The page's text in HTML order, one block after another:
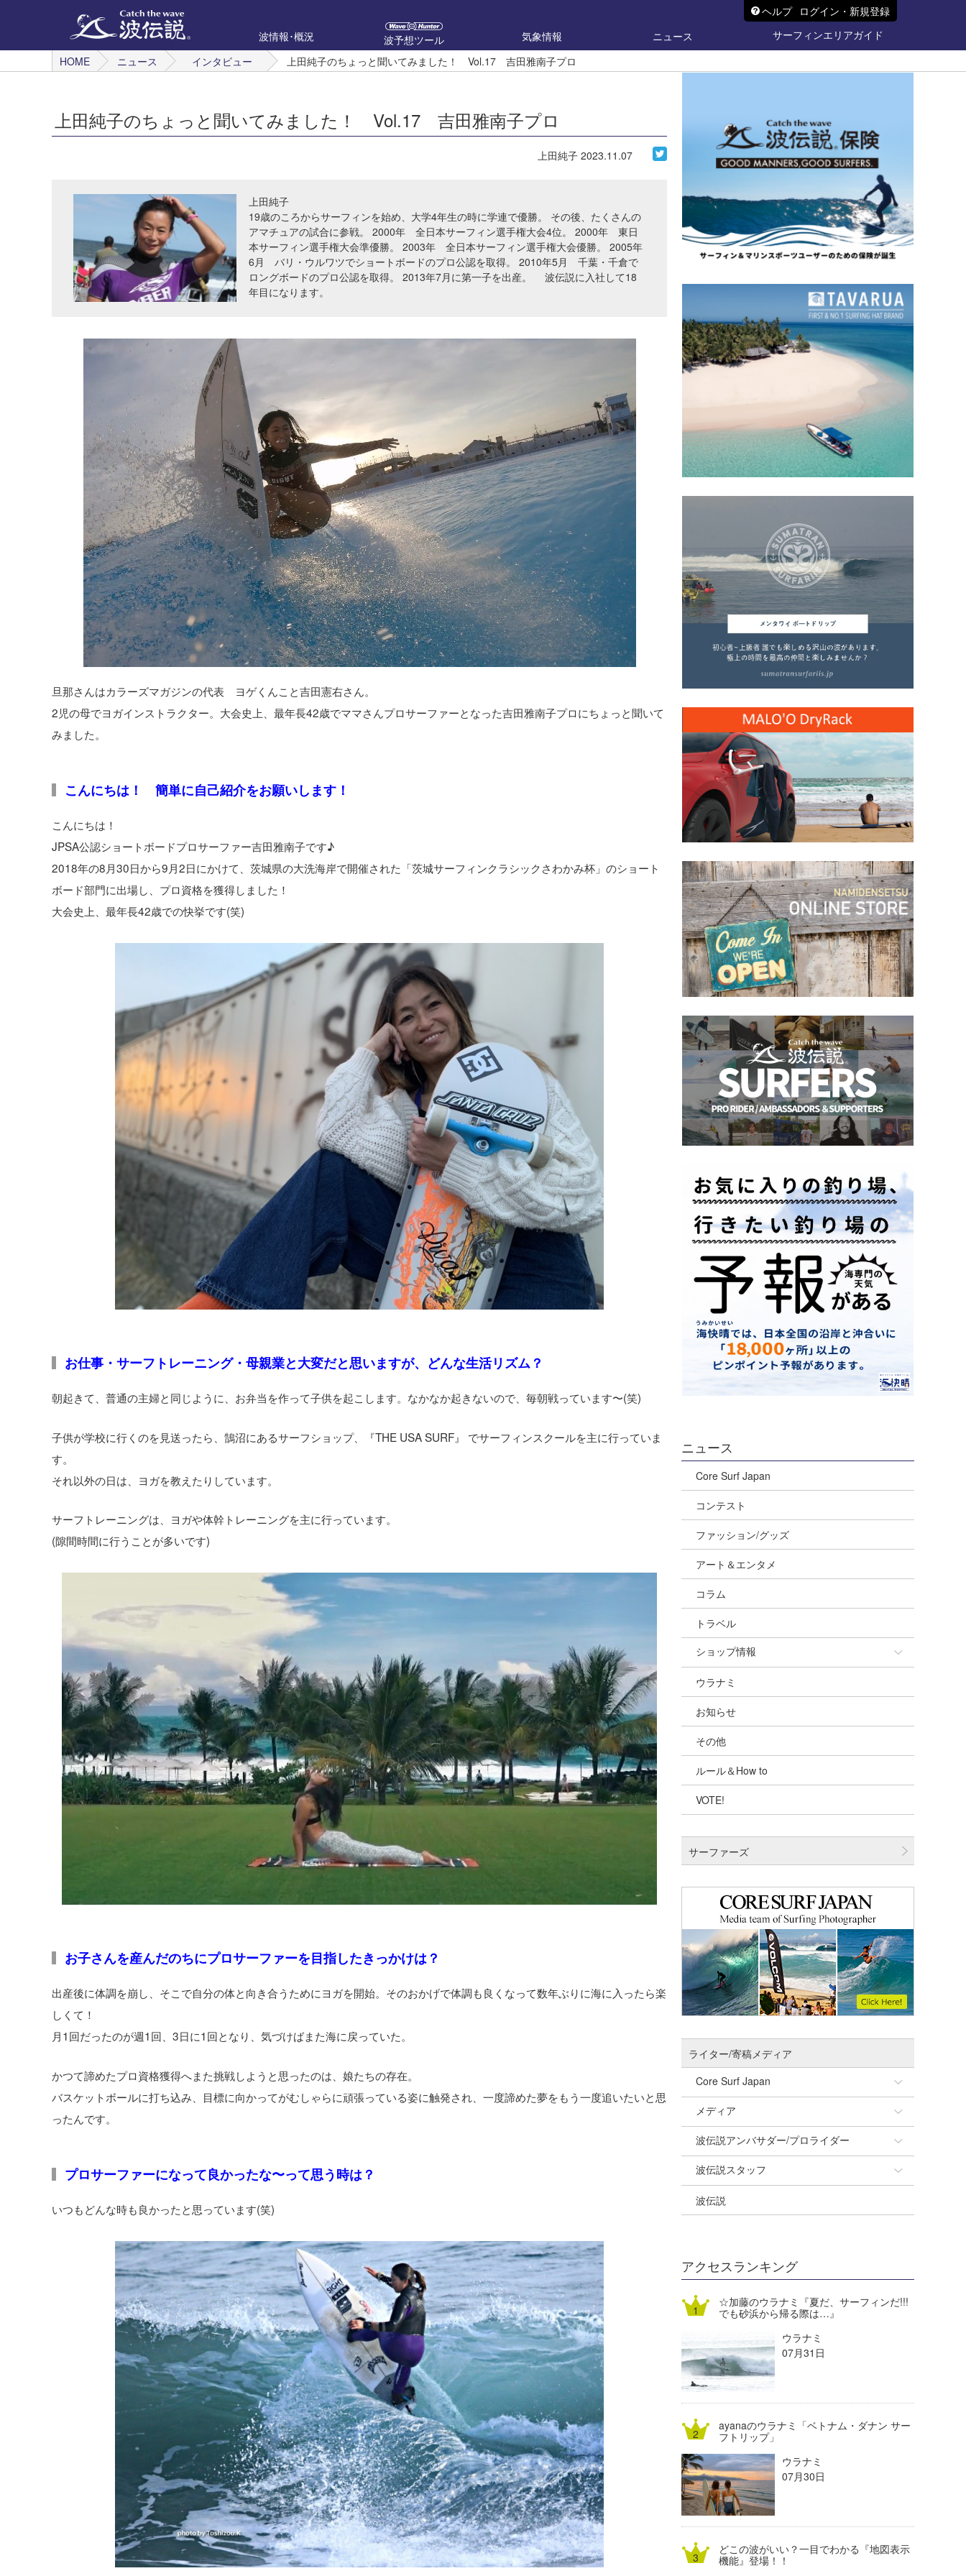
ヘルプ ログイン・新規登録
波情報･概況
波予想ツール 気象情報 ニュース
サーフィンエリアガイド
HOME
ニュース インタビュー 上田純子のちょっと聞いてみました！ Vol.17 吉田雅南子プロ
上田純子のちょっと聞いてみました！ Vol.17 吉田雅南子プロ
上田純子 2023.11.07
上田純子
19歳のころからサーフィンを始め、大学4年生の時に学連で優勝。 その後、たくさんの
アマチュアの試合に参戦。 2000年 全日本サーフィン選手権大会4位。 2000年 東日
本サーフィン選手権大会準優勝。 2003年 全日本サーフィン選手権大会優勝。 2005年
6月 バリ・ウルワツでショートボードのプロ公認を取得。 2010年5月 千葉・千倉で
ロングボードのプロ公認を取得。 2013年7月に第一子を出産。 波伝説に入社して18
年目になります。
旦那さんはカラーズマガジンの代表 ヨゲくんこと吉田憲右さん。
2児の母でヨガインストラクター。大会史上、最年長42歳でママさんプロサーファーとなった吉田雅南子プロにちょっと聞いて
みました。
こんにちは！ 簡単に自己紹介をお願いします！
こんにちは！
JPSA公認ショートボードプロサーファー吉田雅南子です♪
2018年の8月30日から9月2日にかけて、茨城県の大洗海岸で開催された「茨城サーフィンクラシックさわかみ杯」のショート
ボード部門に出場し、プロ資格を獲得しました！
大会史上、最年長42歳での快挙です(笑)
お仕事・サーフトレーニング・母親業と大変だと思いますが、どんな生活リズム？
朝起きて、普通の主婦と同じように、お弁当を作って子供を起こします。なかなか起きないので、毎朝戦っています〜(笑)
子供が学校に行くのを見送ったら、鵠沼にあるサーフショップ、『THE USA SURF』 でサーフィンスクールを主に行っていま
す。
それ以外の日は、ヨガを教えたりしています。
サーフトレーニングは、ヨガや体幹トレーニングを主に行っています。
(隙間時間に行うことが多いです)
お子さんを産んだのちにプロサーファーを目指したきっかけは？
出産後に体調を崩し、そこで自分の体と向き合うためにヨガを開始。そのおかげで体調も良くなって数年ぶりに海に入ったら楽
しくて！
月1回だったのが週1回、3日に1回となり、気づけばまた海に戻っていた。
かつて諦めたプロ資格獲得へまた挑戦しようと思ったのは、娘たちの存在。
バスケットボールに打ち込み、目標に向かってがむしゃらに頑張っている姿に触発され、一度諦めた夢をもう一度追いたいと思
ったんです。
プロサーファーになって良かったな〜って思う時は？
いつもどんな時も良かったと思っています(笑)
ニュース
Core Surf Japan
コンテスト
ファッション/グッズ
アート＆エンタメ
コラム
トラベル
ショップ情報
ショップ情報
湘南
千葉北
伊豆
千葉南
四国
沖縄
ウラナミ
お知らせ
その他
ルール＆How to
VOTE!
サーファーズ
ライター/寄稿メディア
Core Surf Japan
Naoya Kimoto
mitsuteru Kamio
Yasunari Inoue
Yoshiyuki Obata
DELTA FORCE SURF
熊谷素子
メディア
SURFMEDIA
Colors MAGAZINE
WAVAL
波伝説アンバサダー/プロライダー
福島寿実子
中浦“JET”章
進士剛光
植村未来
NOBUFUKU
大野”MAR”修聖
喜納海人
波伝説スタッフ
☆加藤
Aichan
ECE
G◎Da
H
KID
KOBU
KY
MIN
mitz
OYZ
波伝説
アクセスランキング
☆加藤のウラナミ『夏だ、サーフィンだ!!!
でも砂浜から帰る際は…』
ウラナミ
07月31日
ayanaのウラナミ「ベトナム・ダナン サー
フトリップ」
ウラナミ
07月30日
どこの波がいい？一目でわかる『地図表示
機能』登場！！